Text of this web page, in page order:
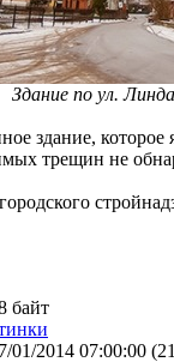
Здание по ул.
здание,
трещин не
байт
01/2014 07:00:00 (